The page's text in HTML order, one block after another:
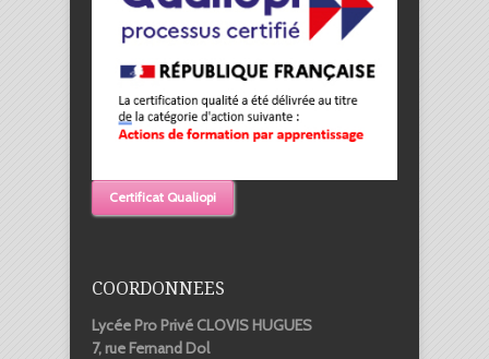
Certificat Qualiopi
COORDONNEES
Lycée Pro Privé CLOVIS HUGUES
7, rue Fernand Dol